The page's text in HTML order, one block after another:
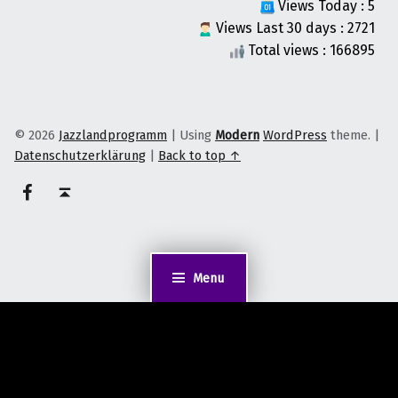
Menu
Views Today : 5
Views Last 30 days : 2721
Total views : 166895
© 2026 Jazzlandprogramm | Using Modern WordPress theme. |
Datenschutzerklärung | Back to top ↑